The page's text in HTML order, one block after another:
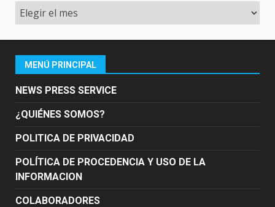
Archivo
MENÚ PRINCIPAL
NEWS PRESS SERVICE
¿QUIÉNES SOMOS?
POLITICA DE PRIVACIDAD
POLÍTICA DE PROCEDENCIA Y USO DE LA
INFORMACION
COLABORADORES